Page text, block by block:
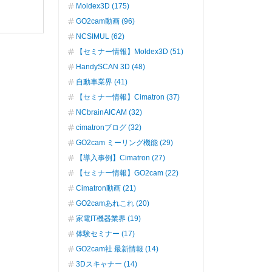
Moldex3D (175)
GO2cam動画 (96)
NCSIMUL (62)
【セミナー情報】Moldex3D (51)
HandySCAN 3D (48)
自動車業界 (41)
【セミナー情報】Cimatron (37)
NCbrainAICAM (32)
cimatronブログ (32)
GO2cam ミーリング機能 (29)
【導入事例】Cimatron (27)
【セミナー情報】GO2cam (22)
Cimatron動画 (21)
GO2camあれこれ (20)
家電IT機器業界 (19)
体験セミナー (17)
GO2cam社 最新情報 (14)
3Dスキャナー (14)